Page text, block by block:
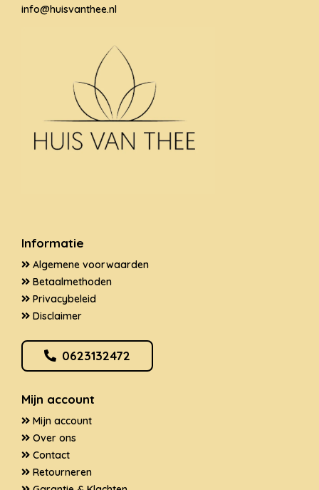
info@huisvanthee.nl
Informatie
Algemene voorwaarden
Betaalmethoden
Privacybeleid
Disclaimer
0623132472
Mijn account
Mijn account
Over ons
Contact
Retourneren